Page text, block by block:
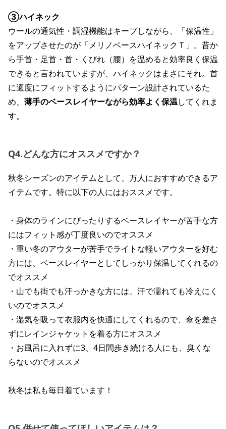
③ハイネック
ウールの通気性・調湿機能はキープしながら、「保温性」
をアップさせたのが「メリノベースハイネックＴ」。昔か
ら手首・足首・首・くびれ（腰）を温めると効率良く保温
できると言われていますが、ハイネックはまさにそれ。首
に適度にフィットするようにパターン設計されているた
め、 薄手のベースレイヤーながら効率よく保温してくれま
す。
Q4.どんな方にオススメですか？
秋冬シーズンのアイテムとして、万人におすすめできるア
イテムです。特に以下の人にはおススメです。
・身体のラインにぴったりするベースレイヤーが苦手な方
にはフィット感が丁度良いのでオススメ
・重い冬のアウターが苦手でライトな軽いアウターを好む
方には、ベースレイヤーとしてしっかり保温してくれるの
でオススメ
・山でも街でも汗っかきな方には、汗で濡れても冷えにく
いのでオススメ
・湿気を吸って衣服内を快適にしてくれるので、傘を差さ
ずにレインジャケットを着る方にオススメ
・お風呂に入れずに3、4日間歩き続ける人にも、臭くな
らないのでオススメ
秋冬は私も毎日着ています！